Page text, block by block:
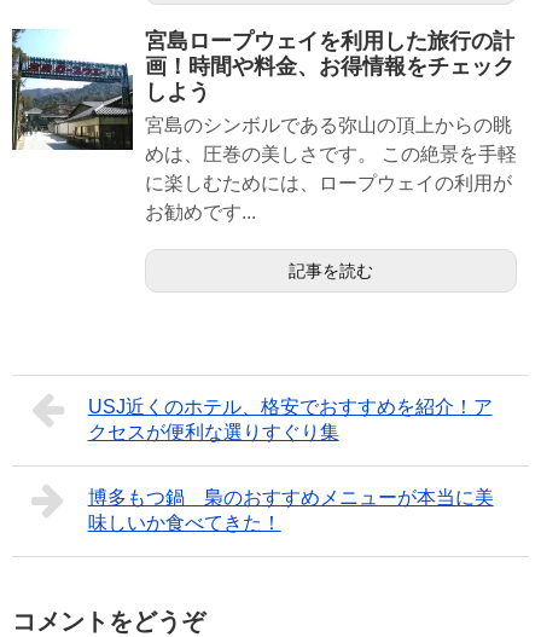
宮島ロープウェイを利用した旅行の計
画！時間や料金、お得情報をチェック
しよう
宮島のシンボルである弥山の頂上からの眺
めは、圧巻の美しさです。 この絶景を手軽
に楽しむためには、ロープウェイの利用が
お勧めです...
記事を読む
USJ近くのホテル、格安でおすすめを紹介！ア
クセスが便利な選りすぐり集
博多もつ鍋 梟のおすすめメニューが本当に美
味しいか食べてきた！
コメントをどうぞ